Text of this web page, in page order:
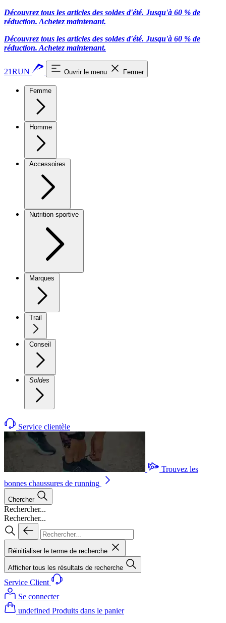
Découvrez tous les articles des soldes d'été. Jusqu'à 60 % de
réduction. Achetez maintenant.
Découvrez tous les articles des soldes d'été. Jusqu'à 60 % de
réduction. Achetez maintenant.
21RUN Ouvrir le menu Fermer
Femme
Homme
Accessoires
Nutrition sportive
Marques
Trail
Conseil
Soldes
Service clientèle
Trouvez les
bonnes chaussures de running
Chercher
Rechercher...
Rechercher...
Réinitialiser le terme de recherche
Afficher tous les résultats de recherche
Service Client
Se connecter
undefined Produits dans le panier